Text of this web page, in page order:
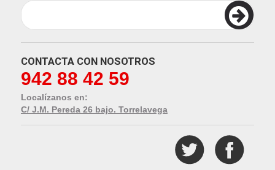
CONTACTA CON NOSOTROS
942 88 42 59
Localízanos en:
C/ J.M. Pereda 26 bajo. Torrelavega